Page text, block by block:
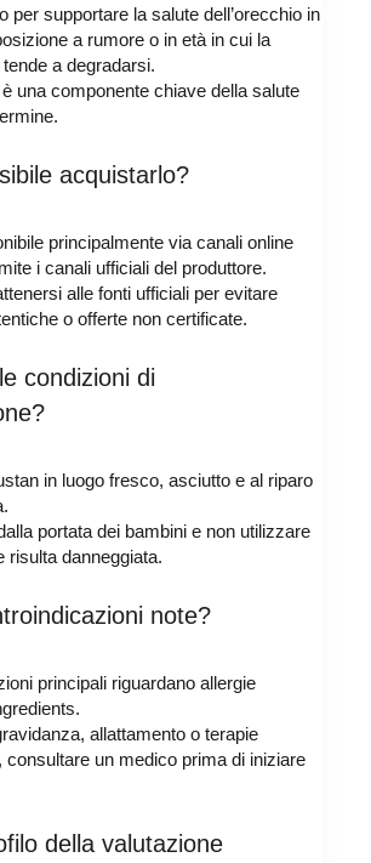
per supportare la salute dell’orecchio in
a rumore o in età in cui la
a degradarsi.
una componente chiave della salute
acquistarlo?
principalmente via canali online
i canali ufficiali del produttore.
alle fonti ufficiali per evitare
o offerte non certificate.
condizioni di
in luogo fresco, asciutto e al riparo
portata dei bambini e non utilizzare
risulta danneggiata.
note?
principali riguardano allergie
allattamento o terapie
consultare un medico prima di iniziare
della valutazione